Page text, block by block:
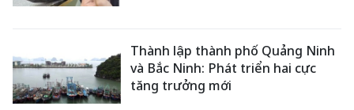
Thành lập thành phố Quảng Ninh
và Bắc Ninh: Phát triển hai cực
tăng trưởng mới